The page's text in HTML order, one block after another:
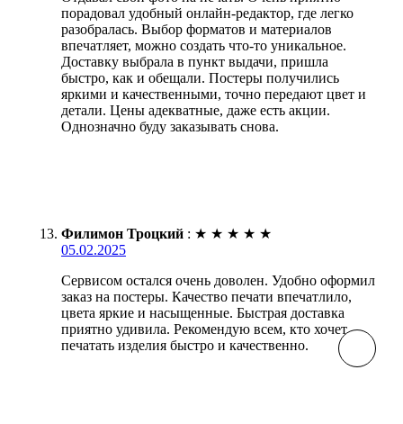
порадовал удобный онлайн-редактор, где легко
разобралась. Выбор форматов и материалов
впечатляет, можно создать что-то уникальное.
Доставку выбрала в пункт выдачи, пришла
быстро, как и обещали. Постеры получились
яркими и качественными, точно передают цвет и
детали. Цены адекватные, даже есть акции.
Однозначно буду заказывать снова.
Филимон Троцкий : ★ ★ ★ ★ ★
05.02.2025
Сервисом остался очень доволен. Удобно оформил
заказ на постеры. Качество печати впечатлило,
цвета яркие и насыщенные. Быстрая доставка
приятно удивила. Рекомендую всем, кто хочет
печатать изделия быстро и качественно.